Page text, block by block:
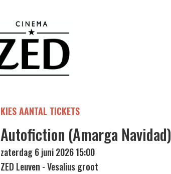
KIES AANTAL TICKETS
Autofiction (Amarga Navidad)
zaterdag 6 juni 2026 15:00
ZED Leuven - Vesalius groot